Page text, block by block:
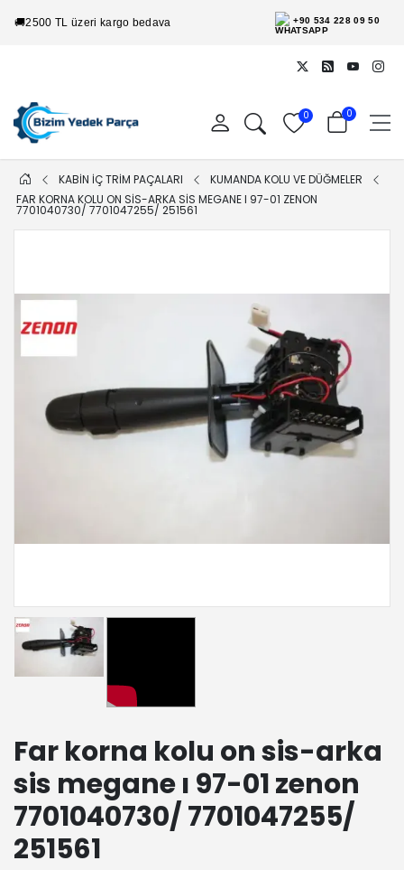
🚚2500 TL üzeri kargo bedava +90 534 228 09 50
0 0
KABİN İÇ TRİM PAÇALARI
KUMANDA KOLU VE DÜĞMELER
FAR KORNA KOLU ON SIS-ARKA SIS MEGANE I 97-01 ZENON
7701040730/ 7701047255/ 251561
Far korna kolu on sis-arka
sis megane ı 97-01 zenon
7701040730/ 7701047255/
251561